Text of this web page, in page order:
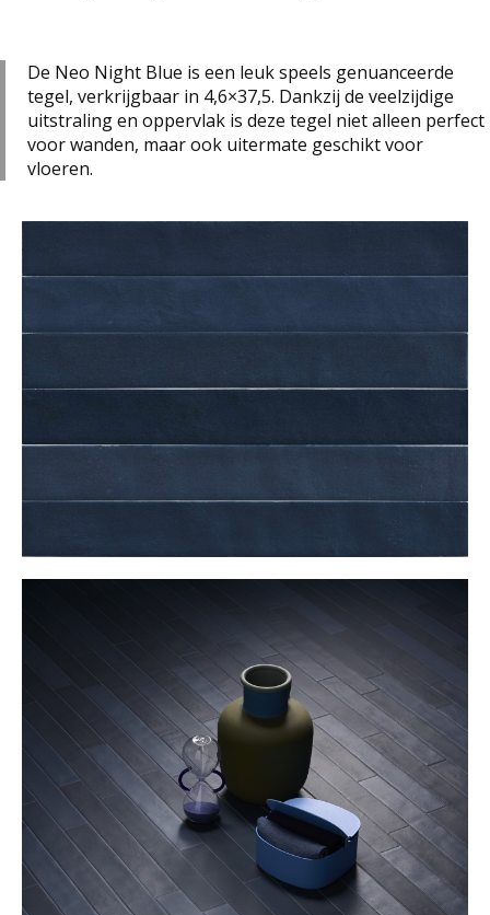
De Neo Night Blue is een leuk speels genuanceerde
tegel, verkrijgbaar in 4,6×37,5. Dankzij de veelzijdige
uitstraling en oppervlak is deze tegel niet alleen perfect
voor wanden, maar ook uitermate geschikt voor
vloeren.